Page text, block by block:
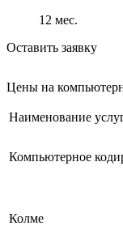
12 мес.
Оставить заявку
Цены на
Наименование
Компьютерное
Колме